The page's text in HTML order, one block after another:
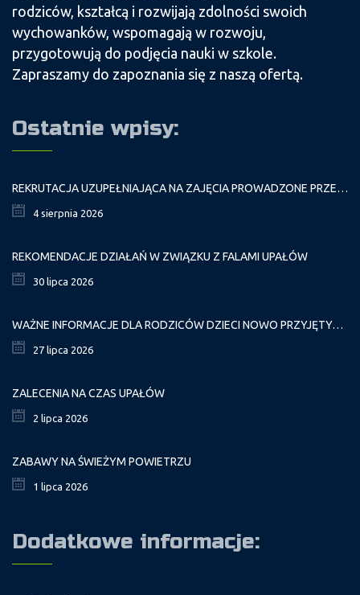
rodziców, kształcą i rozwijają zdolności swoich
wychowanków, wspomagają w rozwoju,
przygotowują do podjęcia nauki w szkole.
Zapraszamy do zapoznania się z naszą ofertą.
Ostatnie wpisy:
REKRUTACJA UZUPEŁNIAJĄCA NA ZAJĘCIA PROWADZONE PRZEZ PAŁAC MŁODZIEŻY W ROKU SZKOLNYM 2026/2027
4 sierpnia 2026
REKOMENDACJE DZIAŁAŃ W ZWIĄZKU Z FALAMI UPAŁÓW
30 lipca 2026
WAŻNE INFORMACJE DLA RODZICÓW DZIECI NOWO PRZYJĘTYCH GR. I
27 lipca 2026
ZALECENIA NA CZAS UPAŁÓW
2 lipca 2026
ZABAWY NA ŚWIEŻYM POWIETRZU
1 lipca 2026
Dodatkowe informacje: